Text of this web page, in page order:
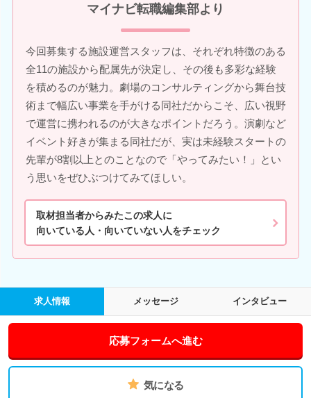
マイナビ転職編集部より
今回募集する施設運営スタッフは、それぞれ特徴のある
全11の施設から配属先が決定し、その後も多彩な経験
を積めるのが魅力。劇場のコンサルティングから舞台技
術まで幅広い事業を手がける同社だからこそ、広い視野
で運営に携われるのが大きなポイントだろう。演劇など
イベント好きが集まる同社だが、実は未経験スタートの
先輩が8割以上とのことなので「やってみたい！」とい
う思いをぜひぶつけてみてほしい。
取材担当者からみたこの求人に
向いている人・向いていない人をチェック
求人情報 メッセージ インタビュー
応募フォームへ進む
気になる